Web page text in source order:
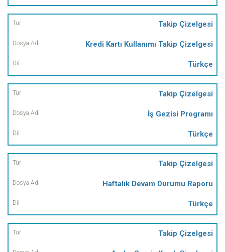
Takip Çizelgesi
Kredi Kartı Kullanımı Takip Çizelgesi
Türkçe
Takip Çizelgesi
İş Gezisi Programı
Türkçe
Takip Çizelgesi
Haftalık Devam Durumu Raporu
Türkçe
Takip Çizelgesi